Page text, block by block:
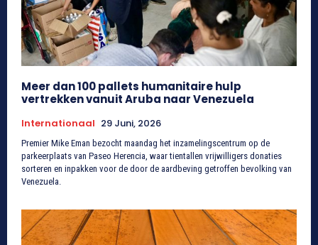
Meer dan 100 pallets humanitaire hulp
vertrekken vanuit Aruba naar Venezuela
Internationaal 29 Juni, 2026
Premier Mike Eman bezocht maandag het inzamelingscentrum op de
parkeerplaats van Paseo Herencia, waar tientallen vrijwilligers donaties
sorteren en inpakken voor de door de aardbeving getroffen bevolking van
Venezuela.